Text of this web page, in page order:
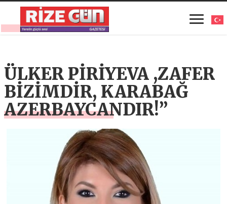
ÜLKER PİRİYEVA ,ZAFER
BİZİMDİR, KARABAĞ
AZERBAYCANDIR!”